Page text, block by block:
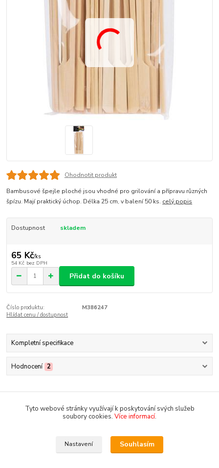
Ohodnotit produkt
Bambusové špejle ploché jsou vhodné pro grilování a přípravu různých
špízu. Mají praktický úchop. Délka 25 cm, v balení 50 ks. celý popis
Dostupnost skladem
65 Kč/ks
54 Kč bez DPH
Přidat do košíku
Číslo produktu:
M386247
Hlídat cenu / dostupnost
Kompletní specifikace
Hodnocení 2
Kompletní specifikace
Bambusové špejle ploché jsou vhodné pro grilování a přípravu
Tyto webové stránky využívají k poskytování svých služeb
soubory cookies. Více informací.
Nastavení Souhlasím